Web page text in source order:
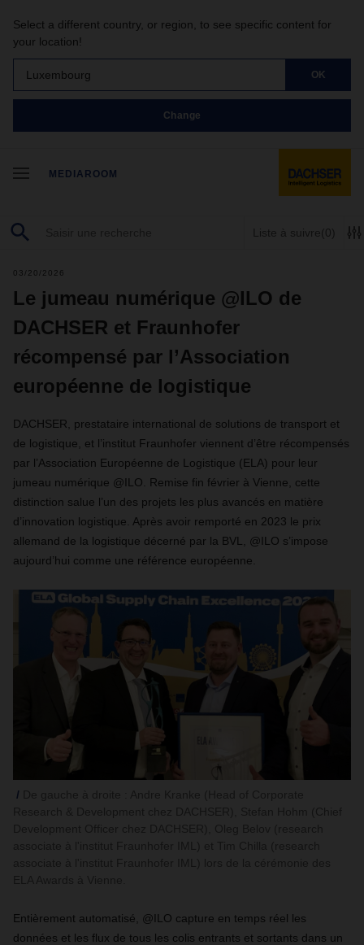
Select a different country, or region, to see specific content for
your location!
Luxembourg OK
Change
MEDIAROOM
Liste à suivre(0)
03/20/2026
Le jumeau numérique @ILO de
DACHSER et Fraunhofer
récompensé par l’Association
européenne de logistique
DACHSER, prestataire international de solutions de transport et
de logistique, et l’institut Fraunhofer viennent d’être récompensés
par l’Association Européenne de Logistique (ELA) pour leur
jumeau numérique @ILO. Remise fin février à Vienne, cette
distinction salue l’un des projets les plus avancés en matière
d’innovation logistique. Après avoir remporté en 2023 le prix
allemand de la logistique décerné par la BVL, @ILO s’impose
aujourd’hui comme une référence européenne.
Entièrement automatisé, @ILO capture en temps réel les
données et les flux de tous les colis entrants et sortants dans un